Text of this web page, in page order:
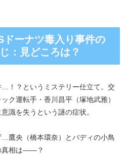
ドーナツ毒入り事件の
：見どころは？
！？というミステリー仕立て。交
ク運転手・香川昌平（塚地武雅）
識を失うという謎の症状。
鷹央（橋本環奈）とバディの小鳥
真相は――？